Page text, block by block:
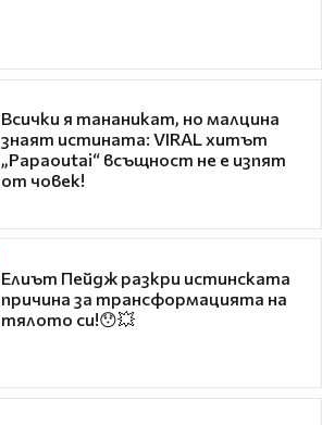
Всички я тананикат, но малцина
знаят истината: VIRAL хитът
„Papaoutai“ всъщност не е изпят
от човек!
Елиът Пейдж разкри истинската
причина за трансформацията на
тялото си!😯💥